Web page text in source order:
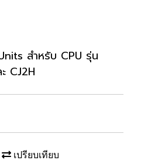
สำหรับ CPU รุ่น
CJ2H
เปรียบเทียบ